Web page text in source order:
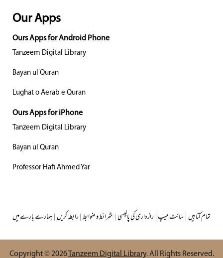
Our Apps
Ours Apps for Android Phone
Tanzeem Digital Library
Bayan ul Quran
Lughat o Aerab e Quran
Ours Apps for iPhone
Tanzeem Digital Library
Bayan ul Quran
Professor Hafi Ahmed Yar
ہمارے بارے میں|رابطہ کریں|شرائط و ضوابط|رازداری کی پالیسی|سائٹ میپ|تمام کتابیں
Copyright © 2026Tanzeem Digital Library. All Rights Reserved.